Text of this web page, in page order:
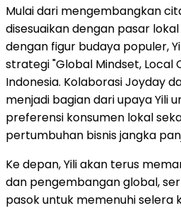
Mulai dari mengembangkan
disesuaikan dengan pasar
dengan figur budaya populer,
strategi "Global Mindset, Local
Indonesia. Kolaborasi Joyday
menjadi bagian dari upaya Yili
preferensi konsumen lokal
pertumbuhan bisnis jangka
Ke depan, Yili akan terus
dan pengembangan global,
pasok untuk memenuhi selera